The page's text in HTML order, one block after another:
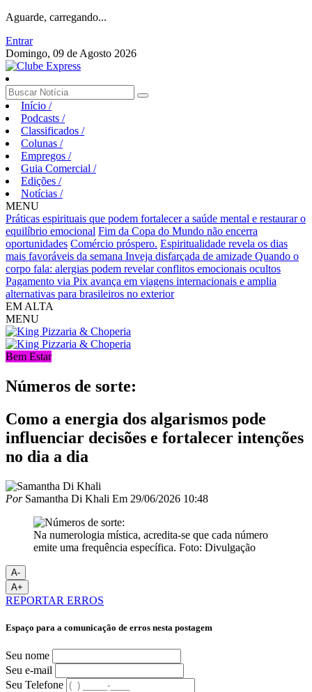
Aguarde, carregando...
Entrar
Domingo, 09 de Agosto 2026
Início /
Podcasts /
Classificados /
Colunas /
Empregos /
Guia Comercial /
Edições /
Notícias /
MENU
Práticas espirituais que podem fortalecer a saúde mental e restaurar o
equilíbrio emocional Fim da Copa do Mundo não encerra
oportunidades Comércio próspero. Espiritualidade revela os dias
mais favoráveis da semana Inveja disfarçada de amizade Quando o
corpo fala: alergias podem revelar conflitos emocionais ocultos
Pagamento via Pix avança em viagens internacionais e amplia
alternativas para brasileiros no exterior
EM ALTA
MENU
Bem Estar
Números de sorte:
Como a energia dos algarismos pode
influenciar decisões e fortalecer intenções
no dia a dia
PorSamantha Di Khali Em 29/06/2026 10:48
Na numerologia mística, acredita-se que cada número
emite uma frequência específica. Foto: Divulgação
A-
A+
REPORTAR ERROS
Espaço para a comunicação de erros nesta postagem
Seu nome
Seu e-mail
Seu Telefone